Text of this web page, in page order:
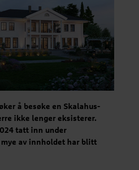
å besøke en Skalahus-
ikke lenger eksisterer.
tatt inn under
mye av innholdet har blitt